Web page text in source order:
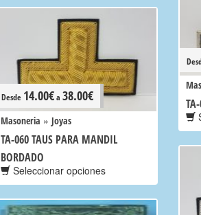
Desde 14.00€a 38.00€
Masoneria » Joyas
TA-060 TAUS PARA MANDIL
BORDADO
Seleccionar opciones